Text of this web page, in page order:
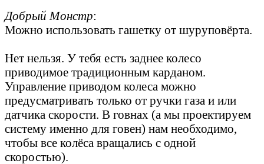
Добрый Монстр:
Можно использовать гашетку от шуруповёрта.
Нет нельзя. У тебя есть заднее колесо
приводимое традиционным карданом.
Управление приводом колеса можно
предусматривать только от ручки газа и или
датчика скорости. В говнах (а мы проектируем
систему именно для говен) нам необходимо,
чтобы все колёса вращались с одной
скоростью).